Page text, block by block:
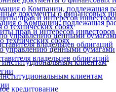
документы о финансовых
о Компании, подлежащая
прав и интересов инвесторов
технических сбоях
управлению ценными бумагами
владельцев облигаций
клиентам
о Компании, подлежащая
прав и интересов
технических сбоях
управлению ценными
владельцев облигаций
клиентам
кредитование